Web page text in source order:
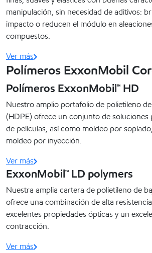
manipulación, sin necesidad de aditivos:
impacto o reducen el módulo en
compuestos.
Ver más
Polímeros ExxonMobil
Polímeros ExxonMobil™ HD
Nuestro amplio portafolio de polietileno
(HDPE) ofrece un conjunto de soluciones
de películas, así como moldeo por
moldeo por inyección.
Ver más
ExxonMobil™ LD polymers
Nuestra amplia cartera de polietileno de
ofrece una combinación de alta
excelentes propiedades ópticas y un
contracción.
Ver más